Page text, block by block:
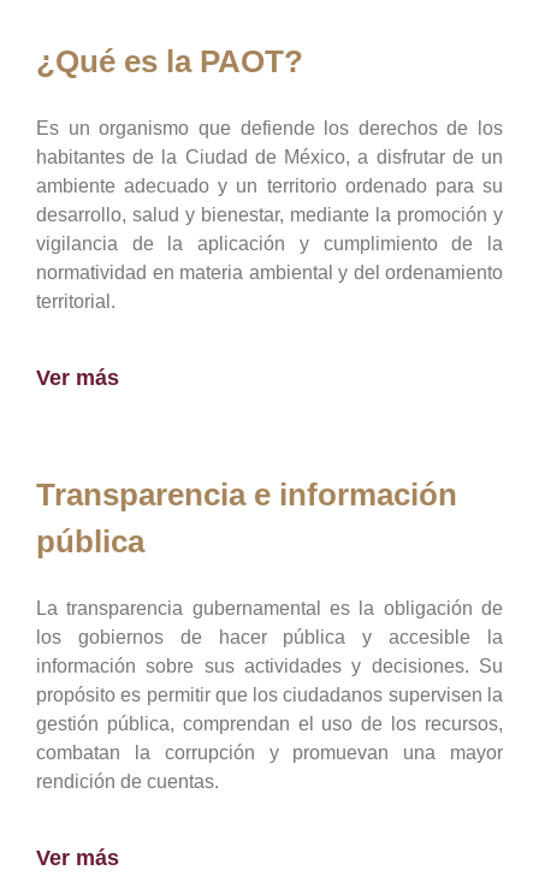
¿Qué es la PAOT?
Es un organismo que defiende los derechos de los
habitantes de la Ciudad de México, a disfrutar de un
ambiente adecuado y un territorio ordenado para su
desarrollo, salud y bienestar, mediante la promoción y
vigilancia de la aplicación y cumplimiento de la
normatividad en materia ambiental y del ordenamiento
territorial.
Ver más
Transparencia e información
pública
La transparencia gubernamental es la obligación de
los gobiernos de hacer pública y accesible la
información sobre sus actividades y decisiones. Su
propósito es permitir que los ciudadanos supervisen la
gestión pública, comprendan el uso de los recursos,
combatan la corrupción y promuevan una mayor
rendición de cuentas.
Ver más